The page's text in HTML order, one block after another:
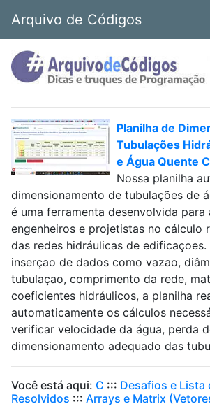
Arquivo de Códigos
Planilha de
Tubulações
e Água Quente
Nossa planilha
dimensionamento de tubulações de
é uma ferramenta desenvolvida para
engenheiros e projetistas no cálculo
das redes hidráulicas de edificaçoes.
inserçao de dados como vazao,
tubulaçao, comprimento da rede,
coeficientes hidráulicos, a planilha
automaticamente os cálculos
verificar velocidade da água, perda
dimensionamento adequado das
Você está aqui: C ::: Desafios e Lista
Resolvidos ::: Arrays e Matrix